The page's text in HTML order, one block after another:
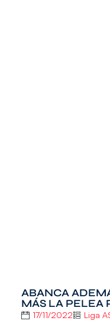
ABANCA
MÁS LA PELEA
17/11/2022 Liga